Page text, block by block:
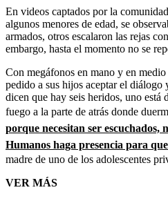
En videos captados por la
algunos menores de edad, se
armados, otros escalaron las rejas
embargo, hasta el momento no se
Con megáfonos en mano y en
pedido a sus hijos aceptar el
dicen que hay seis heridos, uno está
fuego a la parte de atrás donde
porque necesitan ser escuchados,
Humanos haga presencia para
madre de uno de los adolescentes
VER MÁS